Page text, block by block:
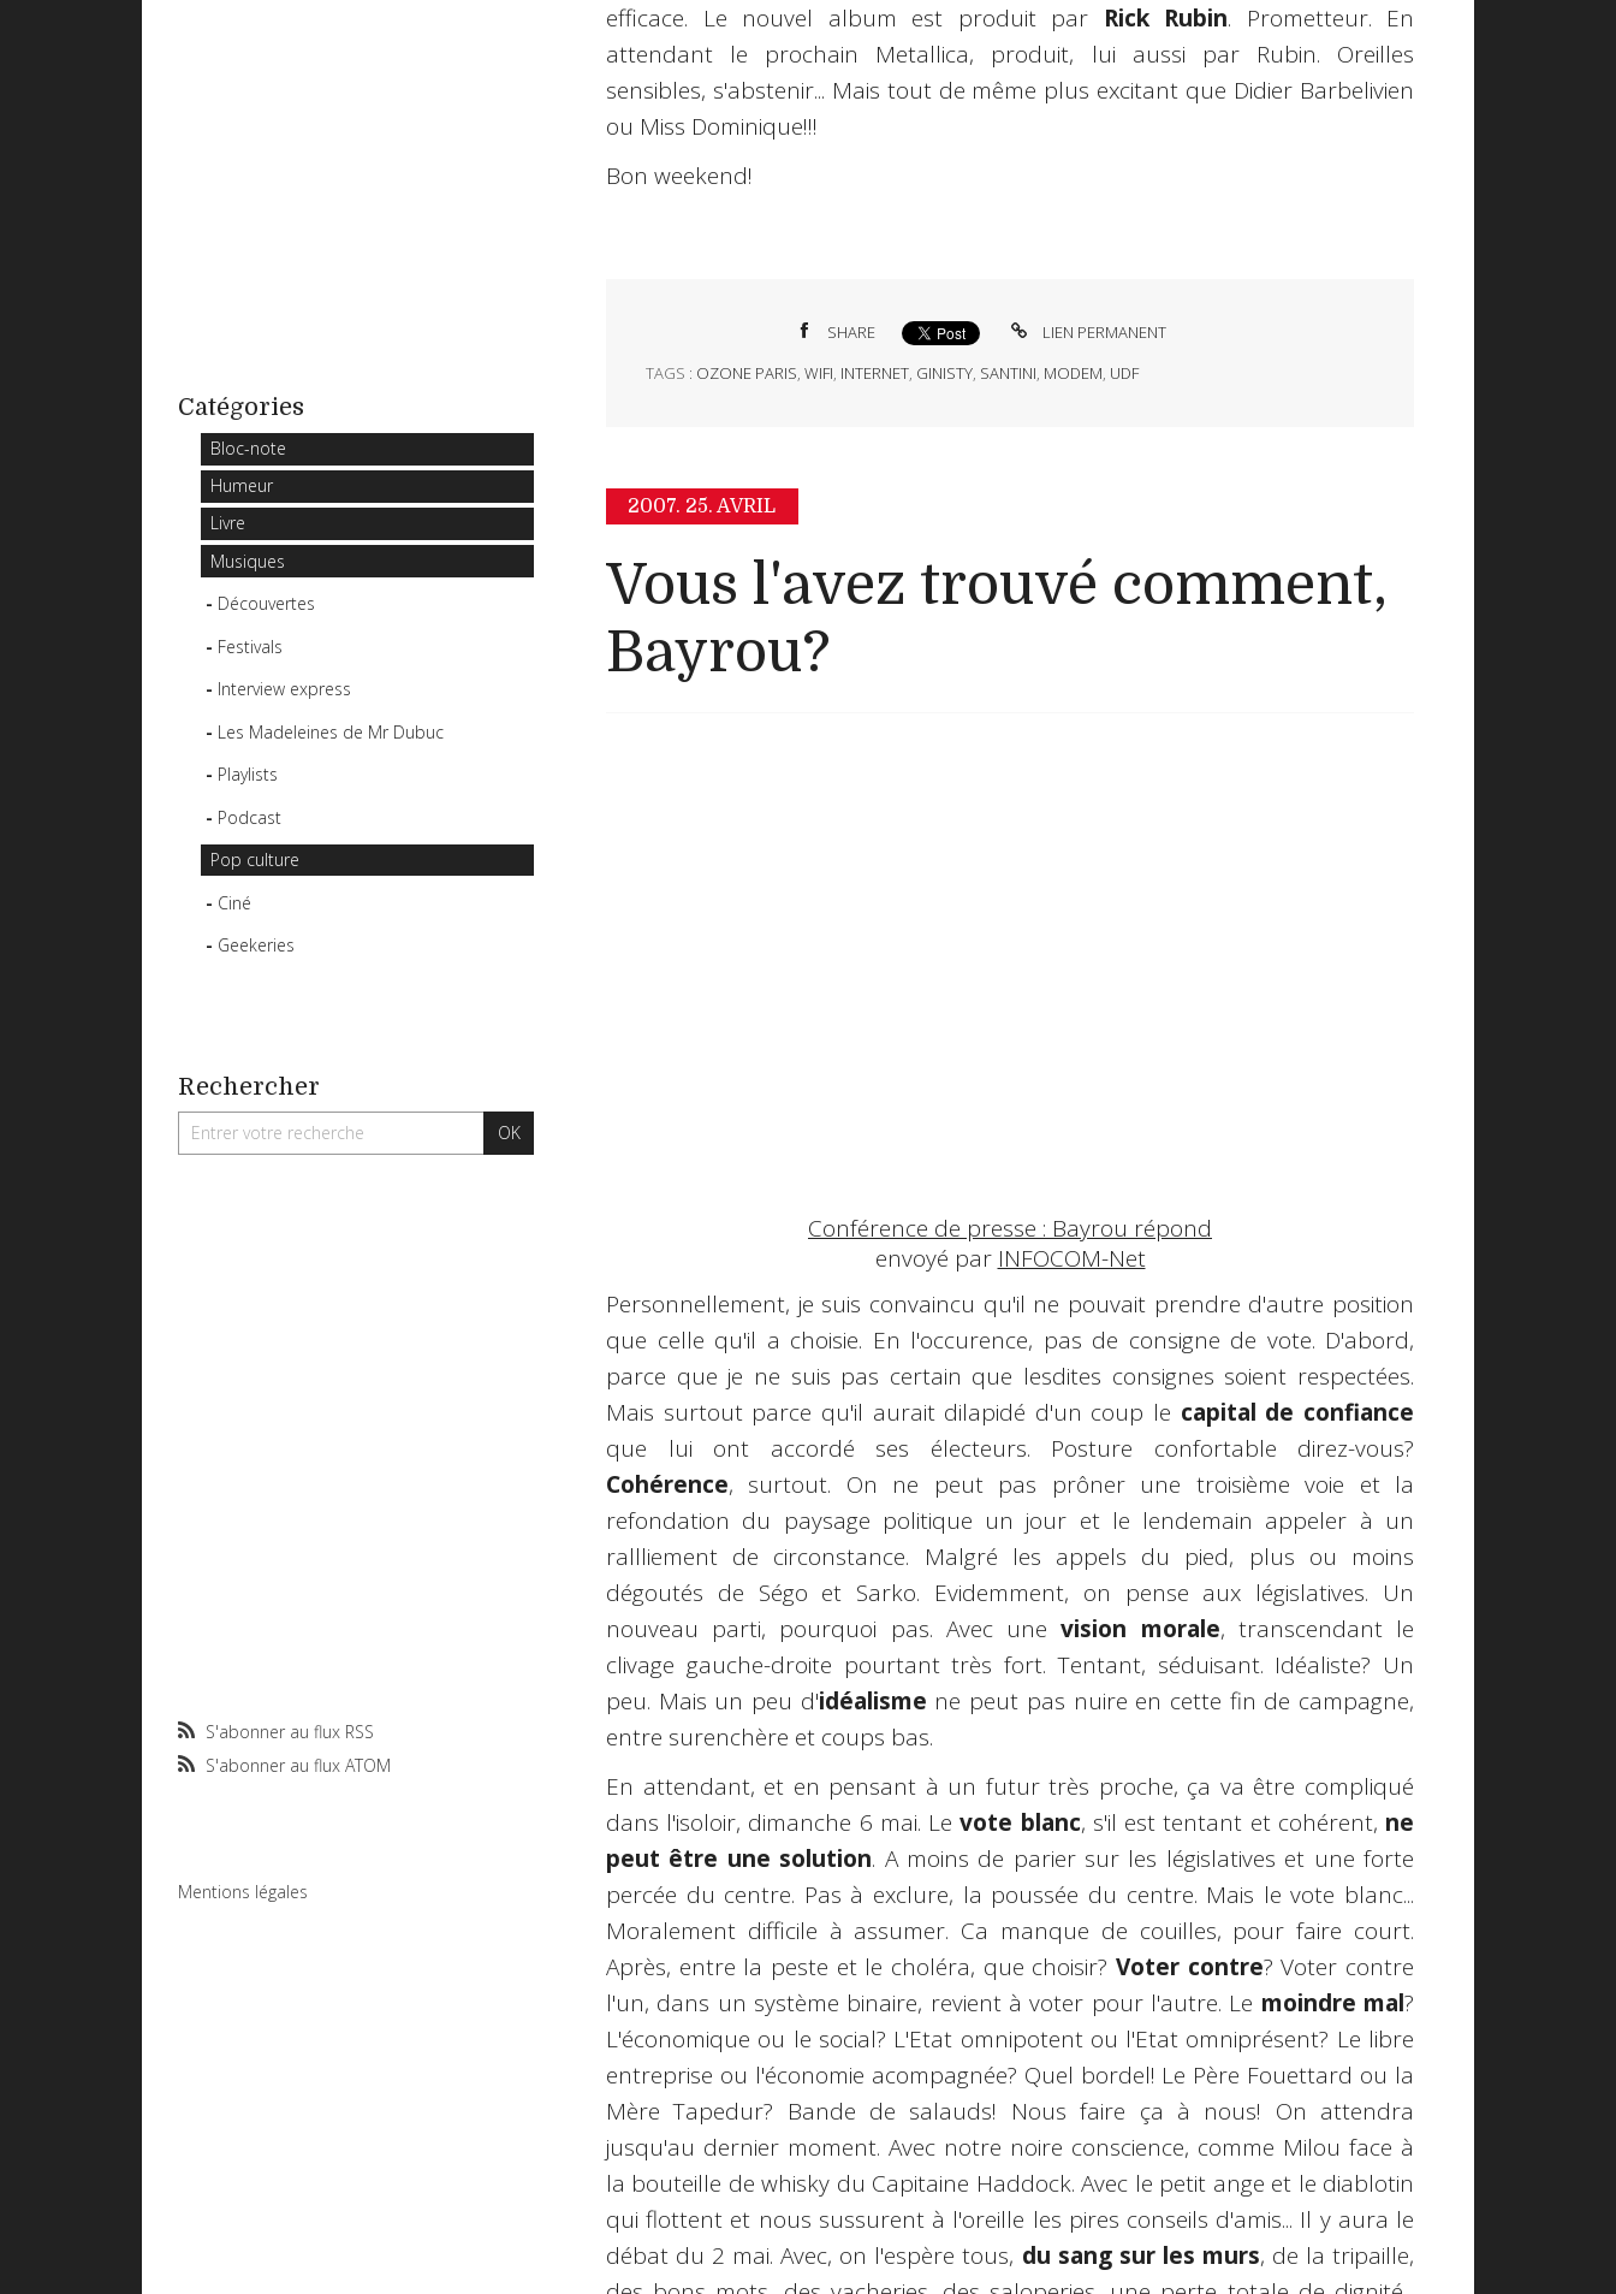
Catégories
Bloc-note
Humeur
Livre
Musiques
Découvertes
Festivals
Interview express
Les Madeleines de Mr Dubuc
Playlists
Podcast
Pop culture
Ciné
Geekeries
Rechercher
S'abonner au flux RSS
S'abonner au flux ATOM
Mentions légales
efficace. Le nouvel album est produit par Rick Rubin. Prometteur. En
attendant le prochain Metallica, produit, lui aussi par Rubin. Oreilles
sensibles, s'abstenir... Mais tout de même plus excitant que Didier Barbelivien
ou Miss Dominique!!!
Bon weekend!
SHARE
LIEN PERMANENT
TAGS : OZONE PARIS WIFI INTERNET, GINISTY, SANTINI MODEM UDF
2007. 25. AVRIL
Vous l'avez trouvé comment,
Bayrou?
Conférence de presse : Bayrou répond
envoyé par INFOCOM-Net
Personnellement, je suis convaincu qu'il ne pouvait prendre d'autre position
que celle qu'il a choisie. En l'occurence, pas de consigne de vote. D'abord,
parce que je ne suis pas certain que lesdites consignes soient respectées.
Mais surtout parce qu'il aurait dilapidé d'un coup le capital de confiance
que lui ont accordé ses électeurs. Posture confortable direz-vous?
Cohérence, surtout. On ne peut pas prôner une troisième voie et la
refondation du paysage politique un jour et le lendemain appeler à un
rallliement de circonstance. Malgré les appels du pied, plus ou moins
dégoutés de Ségo et Sarko. Evidemment, on pense aux législatives. Un
nouveau parti, pourquoi pas. Avec unevision morale, transcendant le
clivage gauche-droite pourtant très fort. Tentant, séduisant. Idéaliste? Un
peu. Mais un peu d'idéalisme ne peut pas nuire en cette fin de campagne,
entre surenchère et coups bas.
En attendant, et en pensant à un futur très proche, ça va être compliqué
dans l'isoloir, dimanche 6 mai. Levote blanc, s'il est tentant et cohérent, ne
peut être une solution. A moins de parier sur les législatives et une forte
percée du centre. Pas à exclure, la poussée du centre. Mais le vote blanc...
Moralement difficile à assumer. Ca manque de couilles, pour faire court.
Après, entre la peste et le choléra, que choisir? Voter contre? Voter contre
l'un, dans un système binaire, revient à voter pour l'autre. Le moindre mal?
L'économique ou le social? L'Etat omnipotent ou l'Etat omniprésent? Le libre
entreprise ou l'économie acompagnée? Quel bordel! Le Père Fouettard ou la
Mère Tapedur? Bande de salauds! Nous faire ça à nous! On attendra
jusqu'au dernier moment. Avec notre noire conscience, comme Milou face à
la bouteille de whisky du Capitaine Haddock. Avec le petit ange et le diablotin
qui flottent et nous sussurent à l'oreille les pires conseils d'amis... Il y aura le
débat du 2 mai. Avec, on l'espère tous, du sang sur les murs, de la tripaille,